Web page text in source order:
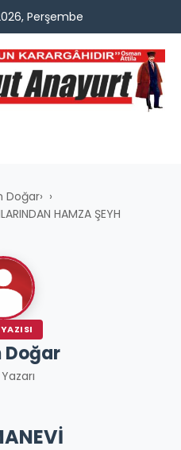
Perşembe
Doğar›
HAMZA ŞEYH
Doğar